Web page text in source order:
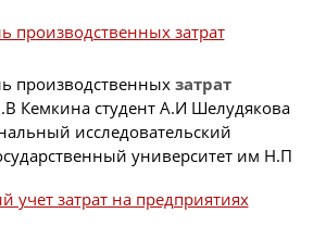
производственных затрат
производственных затрат
Кемкина студент А.И Шелудякова
исследовательский
университет им Н.П
учет затрат на предприятиях